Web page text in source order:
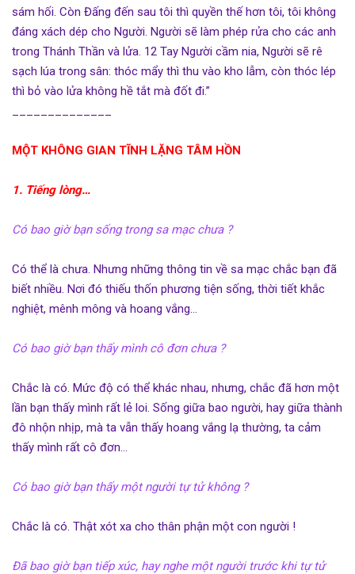
sám hối. Còn Đấng đến sau tôi thì quyền thế hơn tôi, tôi không
đáng xách dép cho Người. Người sẽ làm phép rửa cho các anh
trong Thánh Thần và lửa. 12 Tay Người cầm nia, Người sẽ rê
sạch lúa trong sân: thóc mẩy thì thu vào kho lẫm, còn thóc lép
thì bỏ vào lửa không hề tắt mà đốt đi.”
MỘT KHÔNG GIAN TĨNH LẶNG TÂM HỒN
1. Tiếng lòng…
Có bao giờ bạn sống trong sa mạc chưa ?
Có thể là chưa. Nhưng những thông tin về sa mạc chắc bạn đã
biết nhiều. Nơi đó thiếu thốn phương tiện sống, thời tiết khắc
nghiệt, mênh mông và hoang vắng…
Có bao giờ bạn thấy mình cô đơn chưa ?
Chắc là có. Mức độ có thể khác nhau, nhưng, chắc đã hơn một
lần bạn thấy mình rất lẻ loi. Sống giữa bao người, hay giữa thành
đô nhộn nhịp, mà ta vẫn thấy hoang vắng lạ thường, ta cảm
thấy mình rất cô đơn…
Có bao giờ bạn thấy một người tự tử không ?
Chắc là có. Thật xót xa cho thân phận một con người !
Đã bao giờ bạn tiếp xúc, hay nghe một người trước khi tự tử